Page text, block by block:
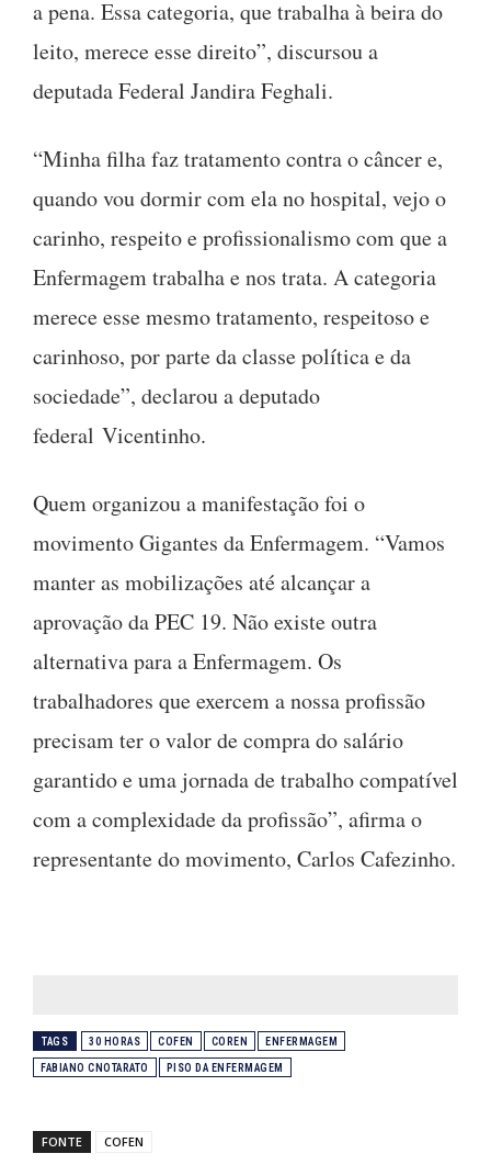
a pena. Essa categoria, que trabalha à beira do
leito, merece esse direito”, discursou a
deputada Federal Jandira Feghali.
“Minha filha faz tratamento contra o câncer e,
quando vou dormir com ela no hospital, vejo o
carinho, respeito e profissionalismo com que a
Enfermagem trabalha e nos trata. A categoria
merece esse mesmo tratamento, respeitoso e
carinhoso, por parte da classe política e da
sociedade”, declarou a deputado
federal Vicentinho.
Quem organizou a manifestação foi o
movimento Gigantes da Enfermagem. “Vamos
manter as mobilizações até alcançar a
aprovação da PEC 19. Não existe outra
alternativa para a Enfermagem. Os
trabalhadores que exercem a nossa profissão
precisam ter o valor de compra do salário
garantido e uma jornada de trabalho compatível
com a complexidade da profissão”, afirma o
representante do movimento, Carlos Cafezinho.
TAGS 30 HORAS COFEN COREN ENFERMAGEM
FABIANO CNOTARATO PISO DA ENFERMAGEM
FONTE COFEN